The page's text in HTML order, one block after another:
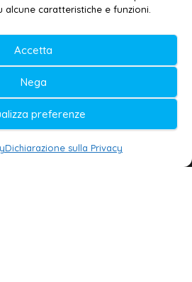
caratteristiche e funzioni.
Accetta
Nega
preferenze
Dichiarazione sulla Privacy
n. 11/2020 Registro della
Tribunale di Lecce
responsabile:
G. Masciullo